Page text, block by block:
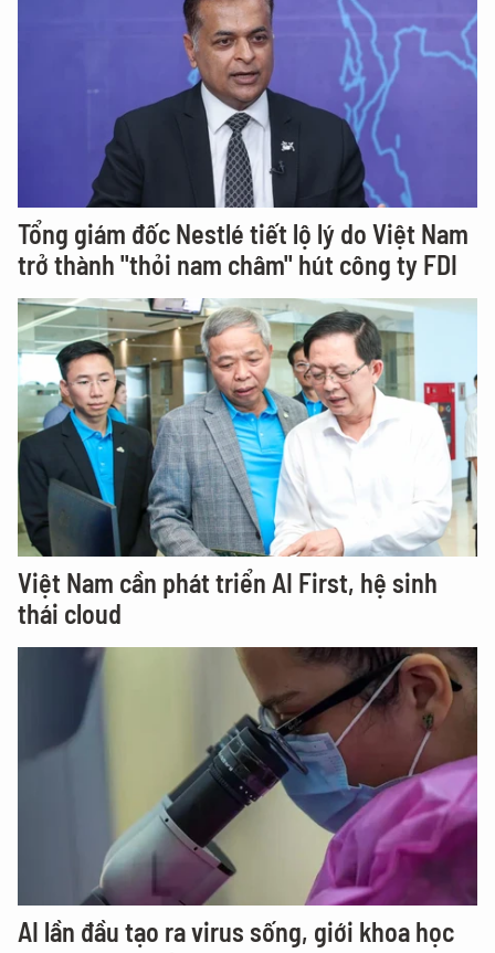
Tổng giám đốc Nestlé tiết lộ lý do Việt Nam
trở thành "thỏi nam châm" hút công ty FDI
Việt Nam cần phát triển AI First, hệ sinh
thái cloud
AI lần đầu tạo ra virus sống, giới khoa học